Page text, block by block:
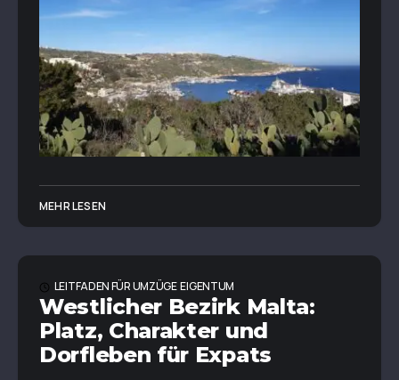
MEHR LESEN
LEITFADEN FÜR UMZÜGE EIGENTUM
Westlicher Bezirk Malta:
Platz, Charakter und
Dorfleben für Expats